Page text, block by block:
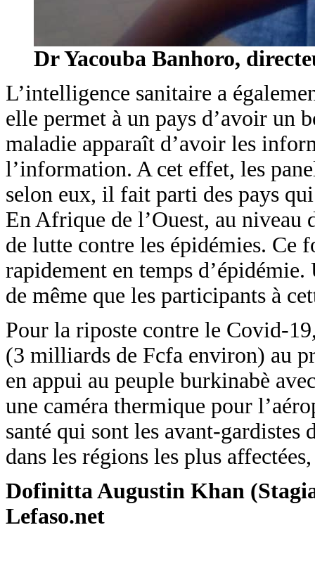
Dr Yacouba Banhoro,
L’intelligence sanitaire a
elle permet à un pays d’avoir un
maladie apparaît d’avoir les
l’information. A cet effet, les
selon eux, il fait parti des pays
En Afrique de l’Ouest, au niveau
de lutte contre les épidémies. Ce
rapidement en temps
de même que les participants à
Pour la riposte contre le Covid-
(3 milliards de Fcfa environ) au
en appui au peuple burkinabè
une caméra thermique pour
santé qui sont les avant-gardistes
dans les régions les plus
Dofinitta Augustin Khan
Lefaso.net